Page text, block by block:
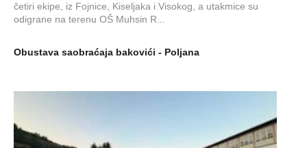
četiri ekipe, iz Fojnice, Kiseljaka i Visokog, a utakmice su
odigrane na terenu OŠ Muhsin R...
Obustava saobraćaja bakovići - Poljana